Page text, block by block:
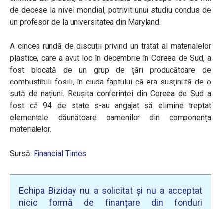
de decese la nivel mondial, potrivit unui studiu condus de
un profesor de la universitatea din Maryland.
A cincea rundă de discuții privind un tratat al materialelor
plastice, care a avut loc în decembrie în Coreea de Sud, a
fost blocată de un grup de țări producătoare de
combustibili fosili, în ciuda faptului că era susținută de o
sută de națiuni. Reușita conferinței din Coreea de Sud a
fost că 94 de state s-au angajat să elimine treptat
elementele dăunătoare oamenilor din componența
materialelor.
Sursă: Financial Times
Echipa Biziday nu a solicitat și nu a acceptat
nicio formă de finanțare din fonduri